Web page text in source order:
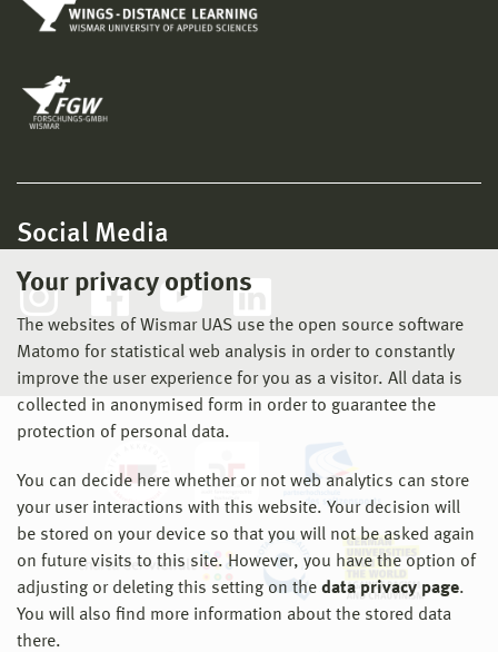
Your privacy options
The websites of Wismar UAS use the open source software
Matomo for statistical web analysis in order to constantly
improve the user experience for you as a visitor. All data is
collected in anonymised form in order to guarantee the
protection of personal data.
You can decide here whether or not web analytics can store
your user interactions with this website. Your decision will
be stored on your device so that you will not be asked again
on future visits to this site. However, you have the option of
adjusting or deleting this setting on the data privacy page.
You will also find more information about the stored data
there.
Social Media